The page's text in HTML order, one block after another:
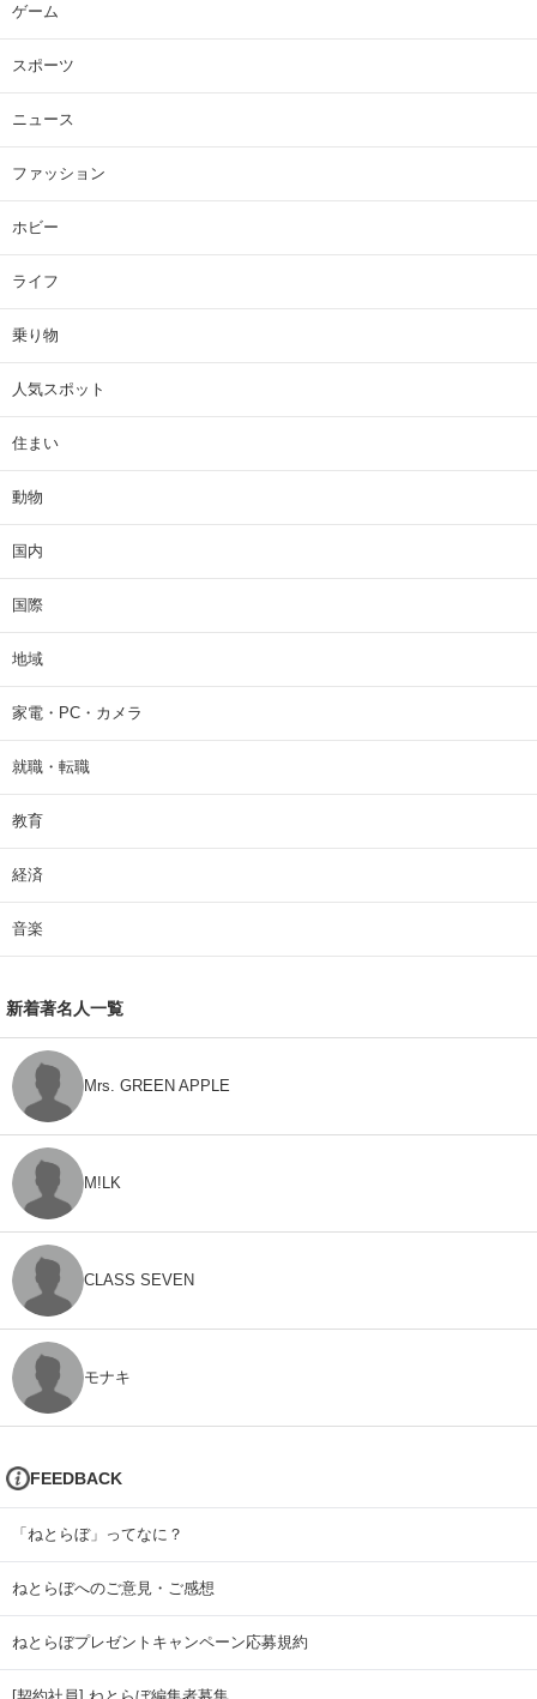
ゲーム
スポーツ
ニュース
ファッション
ホビー
ライフ
乗り物
人気スポット
住まい
動物
国内
国際
地域
家電・PC・カメラ
就職・転職
教育
経済
音楽
新着著名人一覧
Mrs. GREEN APPLE
M!LK
CLASS SEVEN
モナキ
FEEDBACK
「ねとらぼ」ってなに？
ねとらぼへのご意見・ご感想
ねとらぼプレゼントキャンペーン応募規約